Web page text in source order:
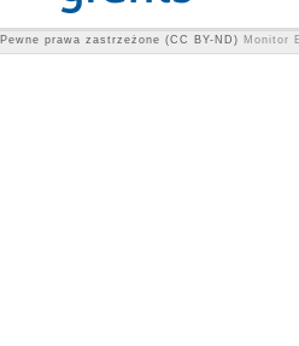
Pewne prawa zastrzeżone (CC BY-ND) Monitor